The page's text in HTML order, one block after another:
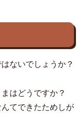
ないでしょうか？
はどうですか？
んてできたためしが